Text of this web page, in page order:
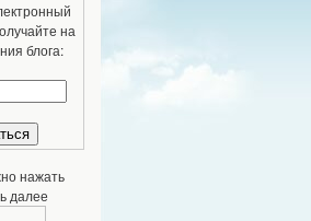
на
блога:
нажать
далее